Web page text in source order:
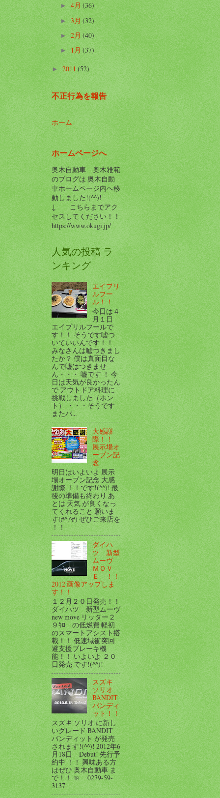
►4月(36)
►3月(32)
►2月(40)
►1月(37)
►2011(52)
不正行為を報告
ホーム
ホームページへ
奥木自動車 奥木雅範
のブログは 奥木自動
車ホームページ内へ移
動しました!(^^)!
↓ こちらまでアク
セスしてください！！
https://www.okugi.jp/
人気の投稿 ラ
ンキング
エイプリ
ルフー
ル！！
今日は４
月１日
エイプリルフールで
す！！ そうです嘘つ
いていいんです！！
みなさんは嘘つきまし
たか？ 僕は真面目な
んで嘘はつきませ
ん・・・ 嘘です ！ 今
日は天気が良かったん
で アウトドア料理に
挑戦しました（ホン
ト） ・・・そうです
またパ...
大感謝
際！！
展示場オ
ープン記
念
明日はいよいよ 展示
場オープン記念 大感
謝際 ！！です!(^^)! 最
後の準備も終わり あ
とは 天気 が良くなっ
てくれること 願いま
す(#^.^#) ぜひご来店を
！！
ダイハ
ツ 新型
ムーヴ
ＭＯＶ
Ｅ ！！
2012 画像アップしま
す！！
１２月２０日発売！！
ダイハツ 新型ムーヴ
new move リッター２
９ｷﾛ の低燃費 軽初
のスマートアシスト搭
載！！ 低速域衝突回
避支援ブレーキ機
能！！ いよいよ ２０
日発売 です!(^^)!
スズキ
ソリオ
BANDIT
バンディ
ット！！
スズキ ソリオ に新し
いグレード BANDIT
バンディット が発売
されます!(^^)! 2012年6
月18日 Debut! 先行予
約中 ！！ 興味ある方
はぜひ 奥木自動車 ま
で！！ ℡ 0279-59-
3137